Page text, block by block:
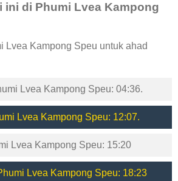
ini di Phumi Lvea Kampong
Lvea Kampong Speu untuk ahad
Lvea Kampong Speu: 04:36.
Lvea Kampong Speu: 12:07.
Lvea Kampong Speu: 15:20
Lvea Kampong Speu: 18:23